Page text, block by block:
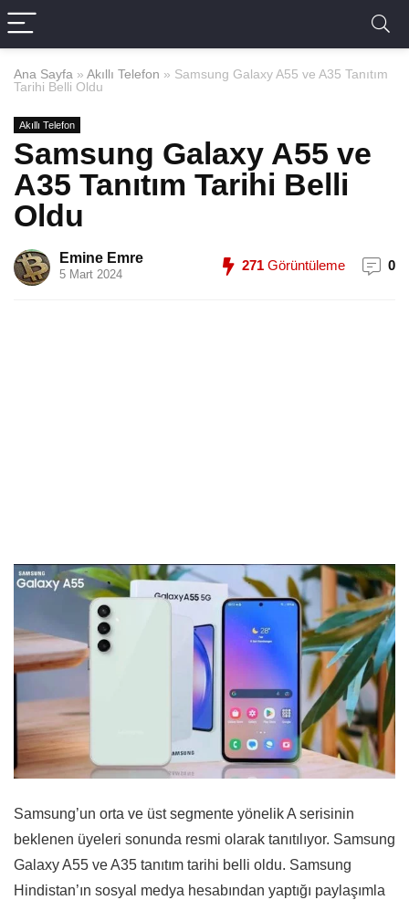
Ana Sayfa » Akıllı Telefon » Samsung Galaxy A55 ve A35 Tanıtım
Tarihi Belli Oldu
Akıllı Telefon
Samsung Galaxy A55 ve
A35 Tanıtım Tarihi Belli
Oldu
Emine Emre
5 Mart 2024
271 Görüntüleme 0
Samsung’un orta ve üst segmente yönelik A serisinin
beklenen üyeleri sonunda resmi olarak tanıtılıyor. Samsung
Galaxy A55 ve A35 tanıtım tarihi belli oldu. Samsung
Hindistan’ın sosyal medya hesabından yaptığı paylaşımla